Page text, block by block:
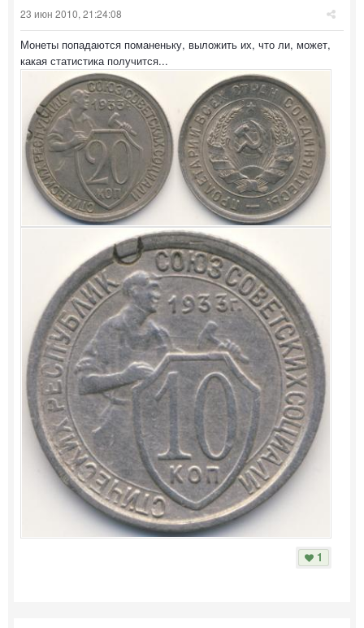
23 июн 2010, 21:24:08
Монеты попадаются поманеньку, выложить их, что ли, может,
какая статистика получится...
1